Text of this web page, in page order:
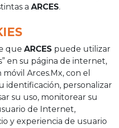
a ARCES.
que ARCES puede utilizar
en su página de internet,
Arces.Mx, con el
identificación, personalizar
su uso, monitorear su
de Internet,
y experiencia de usuario